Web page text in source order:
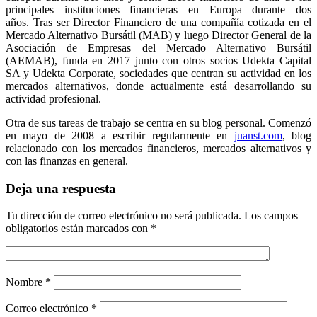
principales instituciones financieras en Europa durante dos
años. Tras ser Director Financiero de una compañía cotizada en el
Mercado Alternativo Bursátil (MAB) y luego Director General de la
Asociación de Empresas del Mercado Alternativo Bursátil
(AEMAB), funda en 2017 junto con otros socios Udekta Capital
SA y Udekta Corporate, sociedades que centran su actividad en los
mercados alternativos, donde actualmente está desarrollando su
actividad profesional.
Otra de sus tareas de trabajo se centra en su blog personal. Comenzó
en mayo de 2008 a escribir regularmente en juanst.com, blog
relacionado con los mercados financieros, mercados alternativos y
con las finanzas en general.
Deja una respuesta
Tu dirección de correo electrónico no será publicada. Los campos
obligatorios están marcados con *
Nombre *
Correo electrónico *